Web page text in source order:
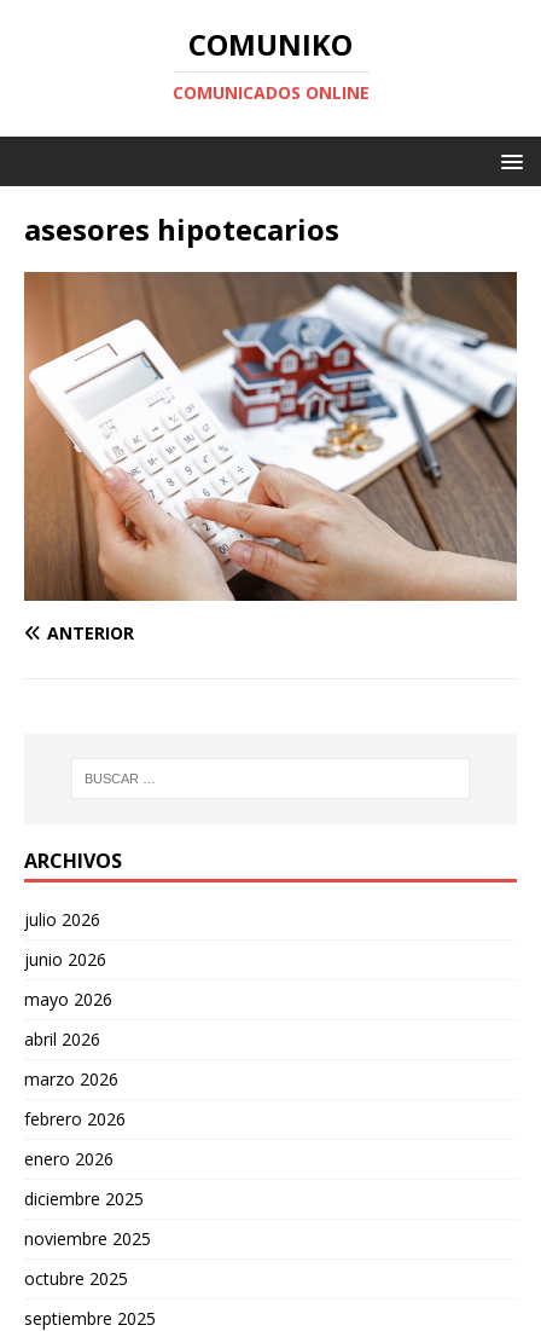
COMUNIKO
COMUNICADOS ONLINE
asesores hipotecarios
ANTERIOR
ARCHIVOS
julio 2026
junio 2026
mayo 2026
abril 2026
marzo 2026
febrero 2026
enero 2026
diciembre 2025
noviembre 2025
octubre 2025
septiembre 2025